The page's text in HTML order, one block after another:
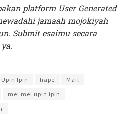
platform User Generated
jamaah mojokiyah
Submit esaimu secara
Upin Ipin hape
Mail
mei mei upin ipin